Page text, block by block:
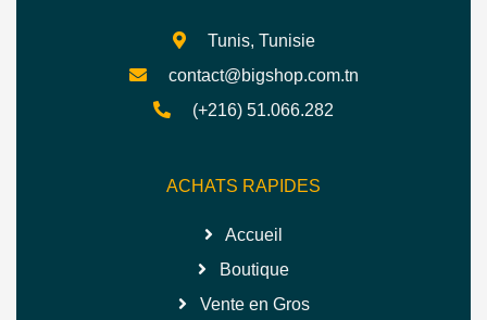
Tunis, Tunisie
contact@bigshop.com.tn
(+216) 51.066.282
ACHATS RAPIDES
Accueil
Boutique
Vente en Gros